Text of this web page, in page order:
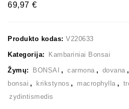
69,97 €
Produkto kodas: V220633
Kategorija: Kambariniai Bonsai
Žymų: BONSAI , carmona , dovana ,
bonsai , krikstynos , macrophylla ,
zydintismedis